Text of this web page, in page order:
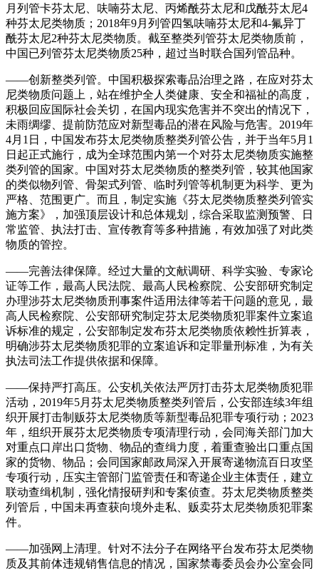
月列管卡芬太尼、呋喃芬太尼、丙烯酰芬太尼和戊酰芬太尼4
种芬太尼类物质；2018年9月列管四氢呋喃芬太尼和4-氟异丁
酰芬太尼2种芬太尼类物质。截至整类列管芬太尼类物质前，
中国已列管芬太尼类物质25种，超过当时联合国列管品种。
——创新整类列管。中国积极探索毒品治理之路，在应对芬太
尼类物质问题上，站在维护全人类健康、安全和福祉的高度，
积极回应国际社会关切，在国内现实危害并不突出的情况下，
未雨绸缪、提前防范应对新型毒品的潜在风险与危害。2019年
4月1日，中国发布芬太尼类物质整类列管公告，并于当年5月1
日起正式施行，成为全球范围内第一个对芬太尼类物质实施整
类列管的国家。中国对芬太尼类物质的整类列管，较其他国家
的类似物列管、骨架式列管、临时列管等机制更为科学、更为
严格、范围更广。而且，制定实施《芬太尼类物质整类列管实
施方案》，加强顶层设计和总体规划，综合采取监测预警、日
常监管、执法打击、宣传教育等多种措施，有效加强了对此类
物质的管控。
——完善法律保障。经过大量的文献调研、科学实验、专家论
证等工作，最高人民法院、最高人民检察院、公安部研究制定
办理涉芬太尼类物质刑事案件适用法律等若干问题的意见，最
高人民检察院、公安部研究制定芬太尼类物质犯罪案件立案追
诉标准的规定，公安部制定发布芬太尼类物质依赖性折算表，
明确涉芬太尼类物质犯罪的立案追诉和定罪量刑标准，为有关
执法司法工作提供依据和保障。
——保持严打高压。公安机关依法严厉打击芬太尼类物质犯罪
活动，2019年5月芬太尼类物质整类列管后，公安部连续3年组
织开展打击制贩芬太尼类物质等新型毒品犯罪专项行动；2023
年，组织开展芬太尼类物质专项清理行动，会同海关部门加大
对重点口岸出口货物、物品的查缉力度，着重查验出口重点国
家的货物、物品；会同国家邮政局深入开展寄递物流百日攻坚
专项行动，压实主管部门监管责任和寄递企业主体责任，建立
联动查缉机制，强化情报研判和专案侦查。芬太尼类物质整类
列管后，中国未再查获向境外走私、贩卖芬太尼类物质犯罪案
件。
——加强网上清理。针对不法分子在网络平台发布芬太尼类物
质及其前体违规销售信息的情况，国家禁毒委员会办公室会同